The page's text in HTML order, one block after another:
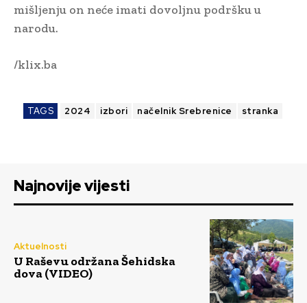
mišljenju on neće imati dovoljnu podršku u
narodu.
/klix.ba
TAGS 2024 izbori načelnik Srebrenice stranka
Najnovije vijesti
Aktuelnosti
U Raševu održana Šehidska
dova (VIDEO)